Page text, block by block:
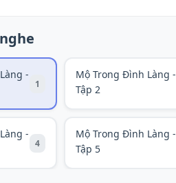
-
1
Mộ Trong Đình Làng -
Tập 2
-
4
Mộ Trong Đình Làng -
Tập 5